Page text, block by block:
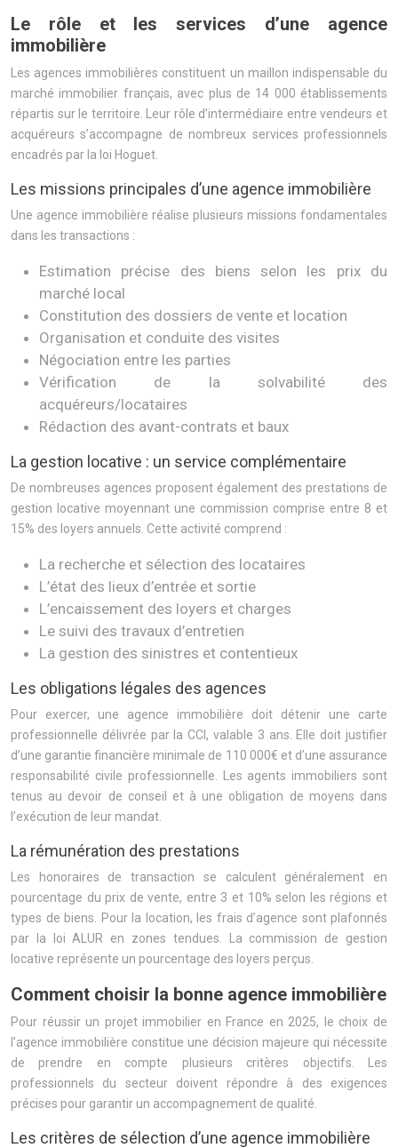
Le rôle et les services d’une agence
immobilière
Les agences immobilières constituent un maillon indispensable du
marché immobilier français, avec plus de 14 000 établissements
répartis sur le territoire. Leur rôle d’intermédiaire entre vendeurs et
acquéreurs s’accompagne de nombreux services professionnels
encadrés par la loi Hoguet.
Les missions principales d’une agence immobilière
Une agence immobilière réalise plusieurs missions fondamentales
dans les transactions :
Estimation précise des biens selon les prix du
marché local
Constitution des dossiers de vente et location
Organisation et conduite des visites
Négociation entre les parties
Vérification de la solvabilité des
acquéreurs/locataires
Rédaction des avant-contrats et baux
La gestion locative : un service complémentaire
De nombreuses agences proposent également des prestations de
gestion locative moyennant une commission comprise entre 8 et
15% des loyers annuels. Cette activité comprend :
La recherche et sélection des locataires
L’état des lieux d’entrée et sortie
L’encaissement des loyers et charges
Le suivi des travaux d’entretien
La gestion des sinistres et contentieux
Les obligations légales des agences
Pour exercer, une agence immobilière doit détenir une carte
professionnelle délivrée par la CCI, valable 3 ans. Elle doit justifier
d’une garantie financière minimale de 110 000€ et d’une assurance
responsabilité civile professionnelle. Les agents immobiliers sont
tenus au devoir de conseil et à une obligation de moyens dans
l’exécution de leur mandat.
La rémunération des prestations
Les honoraires de transaction se calculent généralement en
pourcentage du prix de vente, entre 3 et 10% selon les régions et
types de biens. Pour la location, les frais d’agence sont plafonnés
par la loi ALUR en zones tendues. La commission de gestion
locative représente un pourcentage des loyers perçus.
Comment choisir la bonne agence immobilière
Pour réussir un projet immobilier en France en 2025, le choix de
l’agence immobilière constitue une décision majeure qui nécessite
de prendre en compte plusieurs critères objectifs. Les
professionnels du secteur doivent répondre à des exigences
précises pour garantir un accompagnement de qualité.
Les critères de sélection d’une agence immobilière